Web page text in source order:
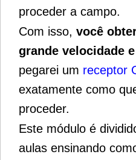
proceder a campo.
Com isso, você
grande velocidade
pegarei um receptor
exatamente como
proceder.
Este módulo é
aulas ensinando